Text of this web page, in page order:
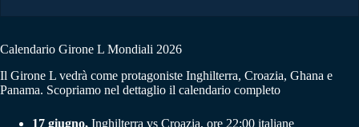
Calendario Girone L Mondiali 2026
Il Girone L vedrà come protagoniste Inghilterra, Croazia, Ghana e
Panama. Scopriamo nel dettaglio il calendario completo
17 giugno, Inghilterra vs Croazia, ore 22:00 italiane